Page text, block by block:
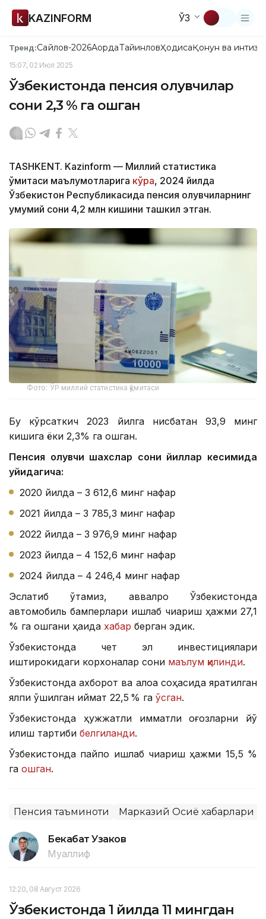
KAZINFORM ЎЗ
Тренд:Сайлов-2026АқордаТайинловҲодисаҚонун ва
15:07, 02 Июл 2025
Ўзбекистонда пенсия олувчилар
сони 2,3 % га ошган
TASHKENT. Kazinform — Миллий статистика
қўмитаси маълумотларига кўра, 2024 йилда
Ўзбекистон Республикасида пенсия олувчиларнинг
умумий сони 4,2 млн кишини ташкил этган.
Фото: ЎР миллий статистика қўмитаси
Бу кўрсаткич 2023 йилга нисбатан 93,9 минг
кишига ёки 2,3% га ошган.
Пенсия олувчи шахслар сони йиллар кесимида
қуйидагича:
2020 йилда – 3 612,6 минг нафар
2021 йилда – 3 785,3 минг нафар
2022 йилда – 3 976,9 минг нафар
2023 йилда – 4 152,6 минг нафар
2024 йилда – 4 246,4 минг нафар
Эслатиб ўтамиз, аввалроқ Ўзбекистонда
автомобиль бамперлари ишлаб чиқариш ҳажми 27,1
% га ошгани ҳақида хабар берган эдик.
Ўзбекистонда чет эл инвестициялари
иштирокидаги корхоналар сони маълум қилинди.
Ўзбекистонда ахборот ва алоқа соҳасида яратилган
ялпи қўшилган қиймат 22,5 % га ўсган.
Ўзбекистонда ҳужжатли қимматли қоғозларни йўқ
қилиш тартиби белгиланди.
Ўзбекистонда пайпоқ ишлаб чиқариш ҳажми 15,5 %
га ошган.
Пенсия таъминоти Марказий Осиё хабарлари
Бекабат Узаков
Муаллиф
12:20, 08 Август 2026
Ўзбекистонда 1 йилда 11 мингдан